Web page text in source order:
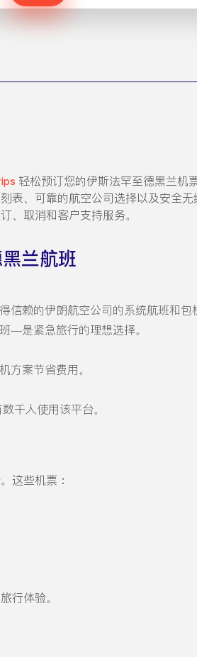
轻松预订您的伊斯法罕至德黑兰机
表、可靠的航空公司选择以及安全
、取消和客户支持服务。
兰航班
信赖的伊朗航空公司的系统航班和包
—是紧急旅行的理想选择。
方案节省费用。
千人使用该平台。
这些机票：
行体验。